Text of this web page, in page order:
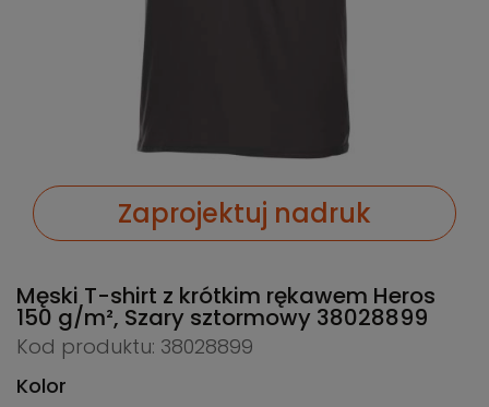
Zaprojektuj nadruk
Męski T-shirt z krótkim rękawem Heros
150 g/m², Szary sztormowy 38028899
Kod produktu: 38028899
Kolor